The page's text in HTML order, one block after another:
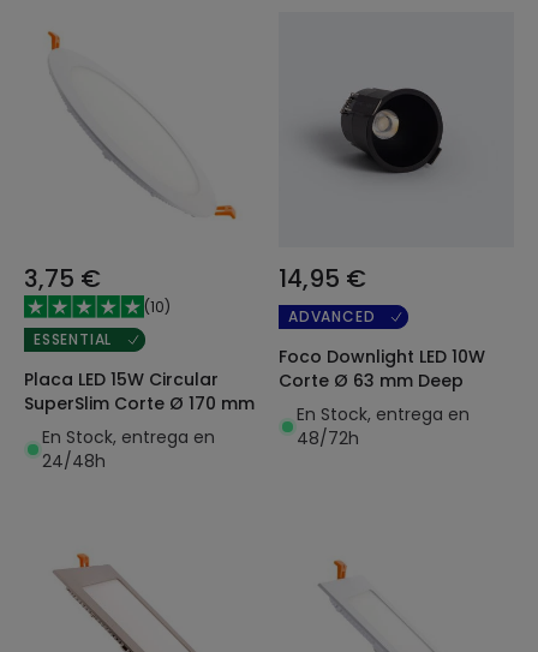
3,75 €
(10)
ESSENTIAL
Placa LED 15W Circular
SuperSlim Corte Ø 170 mm
En Stock, entrega en
24/48h
14,95 €
ADVANCED
Foco Downlight LED 10W
Corte Ø 63 mm Deep
En Stock, entrega en
48/72h